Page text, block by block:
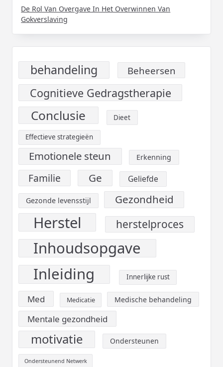
De Rol Van Overgave In Het Overwinnen Van
Gokverslaving
behandeling Beheersen
Cognitieve Gedragstherapie
Conclusie Dieet
Effectieve strategieën
Emotionele steun Erkenning
Familie Ge Geliefde
Gezonde levensstijl Gezondheid
Herstel herstelproces
Inhoudsopgave
Inleiding
Innerlijke rust
Med Medicatie Medische behandeling
Mentale gezondheid
motivatie Ondersteunen
Ondersteunend Netwerk